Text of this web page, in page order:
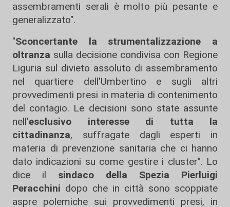
assembramenti serali è molto più pesante e
generalizzato".
"Sconcertante la strumentalizzazione a
oltranza sulla decisione condivisa con Regione
Liguria sul divieto assoluto di assembramento
nel quartiere dell'Umbertino e sugli altri
provvedimenti presi in materia di contenimento
del contagio. Le decisioni sono state assunte
nell'esclusivo interesse di tutta la
cittadinanza, suffragate dagli esperti in
materia di prevenzione sanitaria che ci hanno
dato indicazioni su come gestire i cluster". Lo
dice il sindaco
della Spezia Pierluigi
Peracchini dopo che in città sono scoppiate
aspre polemiche sui provvedimenti presi, in